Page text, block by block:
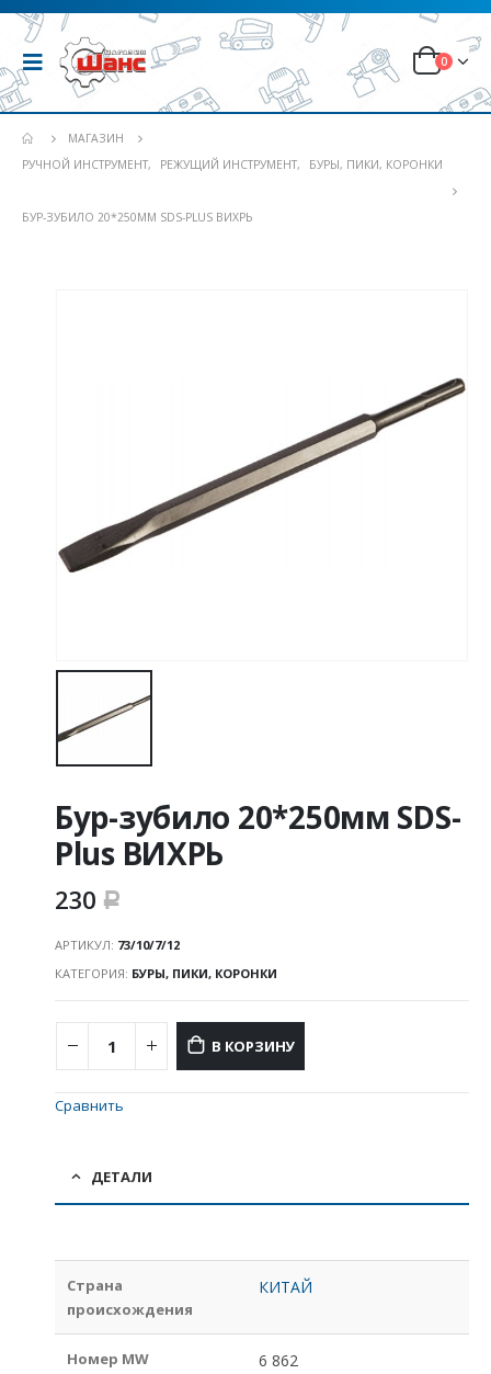
0
МАГАЗИН
РУЧНОЙ ИНСТРУМЕНТ, РЕЖУЩИЙ ИНСТРУМЕНТ, БУРЫ, ПИКИ, КОРОНКИ
БУР-ЗУБИЛО 20*250ММ SDS-PLUS ВИХРЬ
Бур-зубило 20*250мм SDS-
Plus ВИХРЬ
230 Р
АРТИКУЛ: 73/10/7/12
КАТЕГОРИЯ: БУРЫ, ПИКИ, КОРОНКИ
В КОРЗИНУ
Сравнить
ДЕТАЛИ
Страна
происхождения
КИТАЙ
Номер MW 6 862